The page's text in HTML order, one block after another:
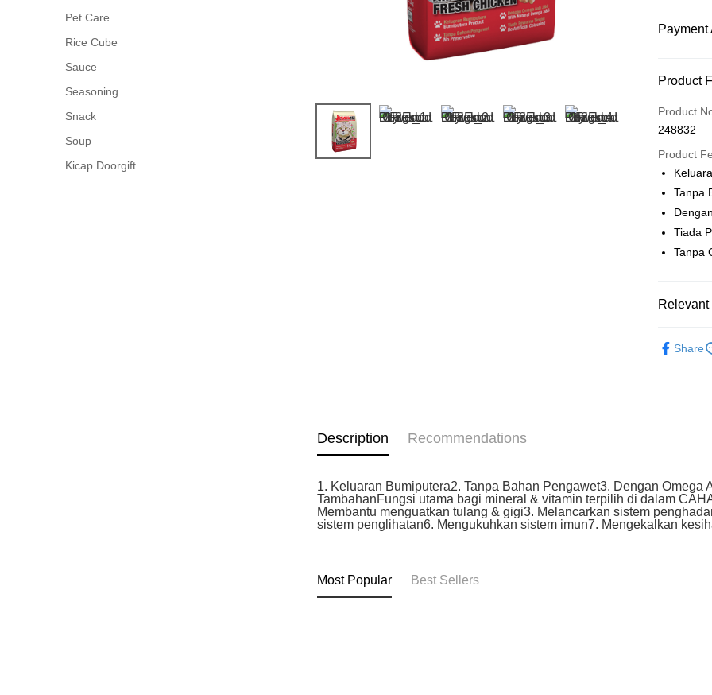
Pet Care
Rice Cube
Sauce
Seasoning
Snack
Soup
Kicap Doorgift
Credit
Online
More info
Only
Boost
GrabPay
Home
Product
Product
248832
Product
Tanpa
Tiada
Tanpa
Share
Description Recommendations
1. Keluaran Bumiputera2. Tanpa Bahan Pengawet3. Dengan Omega
TambahanFungsi utama bagi mineral & vitamin terpilih di dalam
Membantu menguatkan tulang & gigi3. Melancarkan sistem
sistem penglihatan6. Mengukuhkan sistem imun7. Mengekalkan
Most Popular Best Sellers